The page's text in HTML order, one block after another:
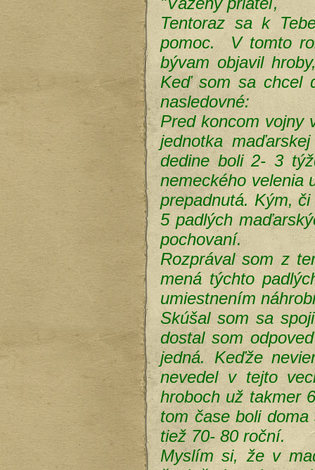
Tentoraz sa k
pomoc. V tomto
bývam objavil
Keď som sa chcel
nasledovné:
Pred koncom vojny
jednotka
dedine boli 2- 3
nemeckého velenia
prepadnutá. Kým,
5 padlých
pochovaní.
Rozprával som z
mená týchto
umiestnením
Skúšal som sa
dostal som
jedná. Keďže
nevedel v tejto
hroboch už takmer
tom čase boli
tiež 70- 80 roční.
Myslím si, že v